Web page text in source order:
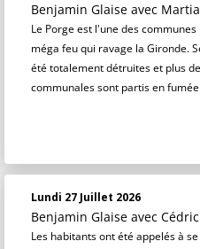
Benjamin Glaise avec
Le Porge est l'une des
méga feu qui ravage la Gironde.
été totalement détruites et plus
communales sont partis en
Lundi 27 Juillet 2026
Benjamin Glaise avec
Les habitants ont été appelés à